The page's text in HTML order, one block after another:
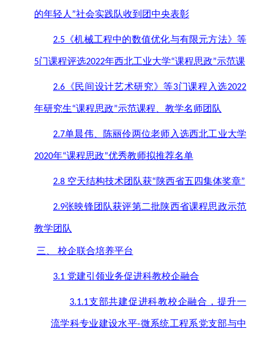
的年轻人 ”社会实践队收到团中央表彰
2.5 《机械工程中的数值优化与有限元方法》等
5门课程评选2022年西北工业大学“课程思政”示范课
2.6 《民间设计艺术研究》等3门课程入选2022
年研究生“课程思政”示范课程、教学名师团队
2.7单晨伟、陈丽伶两位老师入选西北工业大学
2020年“课程思政”优秀教师拟推荐名单
2.8 空天结构技术团队获“陕西省五四集体奖章”
2.9张映锋团队获评第二批陕西省课程思政示范
教学团队
三、 校企联合培养平台
3.1 党建引领业务促进科教校企融合
3.1.1支部共建促进科教校企融合，提升一
流学科专业建设水平-微系统工程系党支部与中